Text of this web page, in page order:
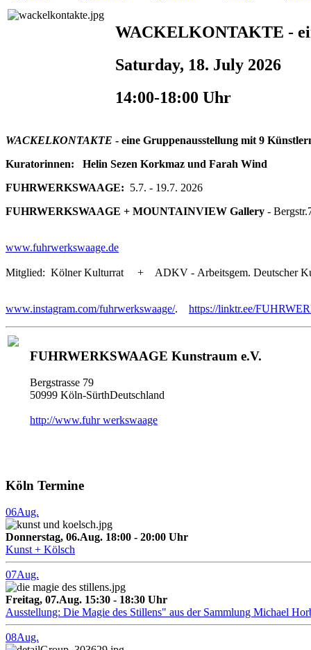
WACKELKONTAKTE -
Saturday, 18. July 2026
14:00-18:00 Uhr
WACKELKONTAKTE - eine Gruppenausstellung mit 9
Kuratorinnen: Helin Sezen Korkmaz und Farah Wind
FUHRWERKSWAAGE: 5.7. - 19.7. 2026
FUHRWERKSWAAGE + MOUNTAINVIEW Gallery -
www.fuhrwerkswaage.de
Mitglied: Kölner Kulturrat + ADKV - Arbeitsgem. Deutscher
www.instagram.com/fuhrwerkswaage/. https://linktr.ee/
FUHRWERKSWAAGE Kunstraum e.V.
Bergstrasse 79
50999 Köln-SürthDeutschland
http://www.fuhr werkswaage
Köln Termine
06Aug.
Donnerstag, 06.Aug. 18:00 - 20:00 Uhr
Kunst + Kölsch
07Aug.
Freitag, 07.Aug. 15:30 - 18:30 Uhr
Ausstellung: Die Magie des Stillens" aus der Sammlung Michael
08Aug.